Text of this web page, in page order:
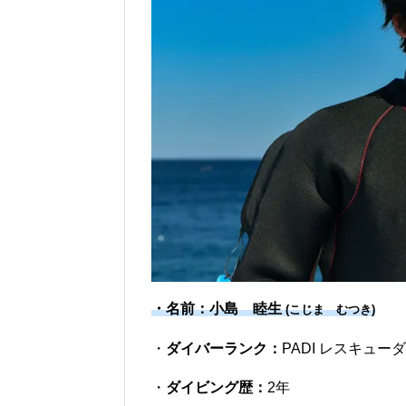
・名前：小島 睦生(こじま むつき)
・ ダイバーランク： PADI レスキュー
・ ダイビング歴： 2年